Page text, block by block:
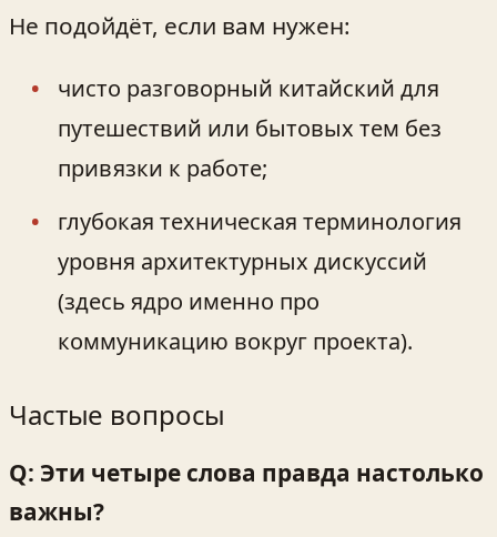
Не подойдёт, если вам нужен:
чисто разговорный китайский для
путешествий или бытовых тем без
привязки к работе;
глубокая техническая терминология
уровня архитектурных дискуссий
(здесь ядро именно про
коммуникацию вокруг проекта).
Частые вопросы
Q: Эти четыре слова правда настолько
важны?